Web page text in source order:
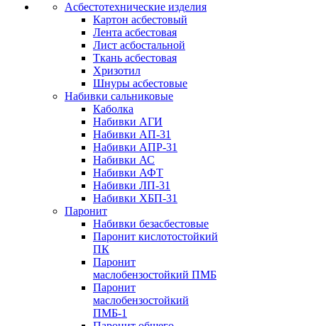
Асбестотехнические изделия
Картон асбестовый
Лента асбестовая
Лист асбостальной
Ткань асбестовая
Хризотил
Шнуры асбестовые
Набивки сальниковые
Каболка
Набивки АГИ
Набивки АП-31
Набивки АПР-31
Набивки АС
Набивки АФТ
Набивки ЛП-31
Набивки ХБП-31
Паронит
Набивки безасбестовые
Паронит кислотостойкий
ПК
Паронит
маслобензостойкий ПМБ
Паронит
маслобензостойкий
ПМБ-1